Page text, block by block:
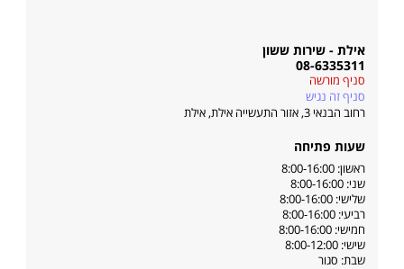
אילת - שירות ששון
08-6335311
סניף מורשה
סניף זה נגיש
רחוב הבנאי 3, אזור התעשייה אילת
,אילת
שעות פתיחה
ראשון: 8:00-16:00
שני: 8:00-16:00
שלישי: 8:00-16:00
רביעי: 8:00-16:00
חמישי: 8:00-16:00
שישי: 8:00-12:00
שבת: סגור